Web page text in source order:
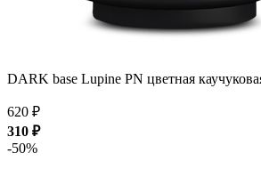
DARK base Lupine PN цветная
620 ₽
310 ₽
-50%